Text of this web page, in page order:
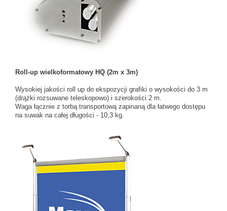
Roll-up wielkoformatowy HQ (2m x 3m)
Wysokiej jakości roll up do ekspozycji grafiki o wysokości do 3 m
(drążki rozsuwane teleskopowo) i szerokości 2 m.
Waga łącznie z torbą transportową zapinaną dla łatwego dostępu
na suwak na całej długości - 10,3 kg.